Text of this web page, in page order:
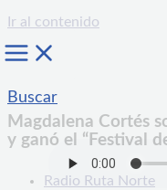
Ir al contenido
Buscar
Magdalena Cortés
y ganó el “Festival
Radio Ruta Norte